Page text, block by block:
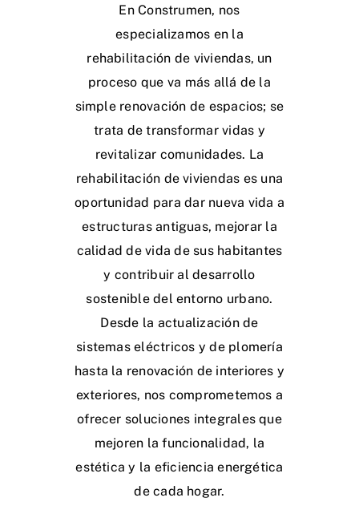
En Construmen, nos
especializamos en la
rehabilitación de viviendas, un
proceso que va más allá de la
simple renovación de espacios; se
trata de transformar vidas y
revitalizar comunidades. La
rehabilitación de viviendas es una
oportunidad para dar nueva vida a
estructuras antiguas, mejorar la
calidad de vida de sus habitantes
y contribuir al desarrollo
sostenible del entorno urbano.
Desde la actualización de
sistemas eléctricos y de plomería
hasta la renovación de interiores y
exteriores, nos comprometemos a
ofrecer soluciones integrales que
mejoren la funcionalidad, la
estética y la eficiencia energética
de cada hogar.